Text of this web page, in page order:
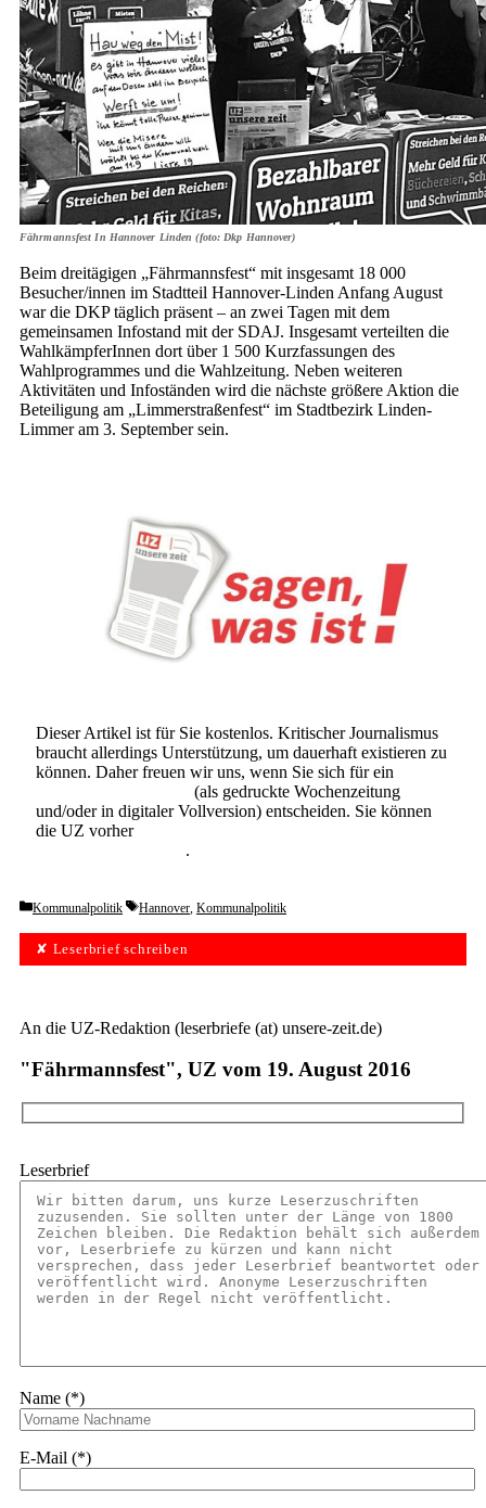
Fährmannsfest In Hannover Linden (foto: Dkp Hannover)
Beim dreitägigen „Fährmannsfest“ mit insgesamt 18 000
Besucher/innen im Stadtteil Hannover-Linden Anfang August
war die DKP täglich präsent – an zwei Tagen mit dem
gemeinsamen Infostand mit der SDAJ. Insgesamt verteilten die
WahlkämpferInnen dort über 1 500 Kurzfassungen des
Wahlprogrammes und die Wahlzeitung. Neben weiteren
Aktivitäten und Infoständen wird die nächste größere Aktion die
Beteiligung am „Limmerstraßenfest“ im Stadtbezirk Linden-
Limmer am 3. September sein.
Dieser Artikel ist für Sie kostenlos. Kritischer Journalismus
braucht allerdings Unterstützung, um dauerhaft existieren zu
können. Daher freuen wir uns, wenn Sie sich für ein
(als gedruckte Wochenzeitung
und/oder in digitaler Vollversion) entscheiden. Sie können
die UZ vorher
.
Categories
Kommunalpolitik Tags
Hannover, Kommunalpolitik
✘ Leserbrief schreiben
An die UZ-Redaktion (leserbriefe (at) unsere-zeit.de)
"Fährmannsfest", UZ vom 19. August 2016
Leserbrief
Name (*)
E-Mail (*)